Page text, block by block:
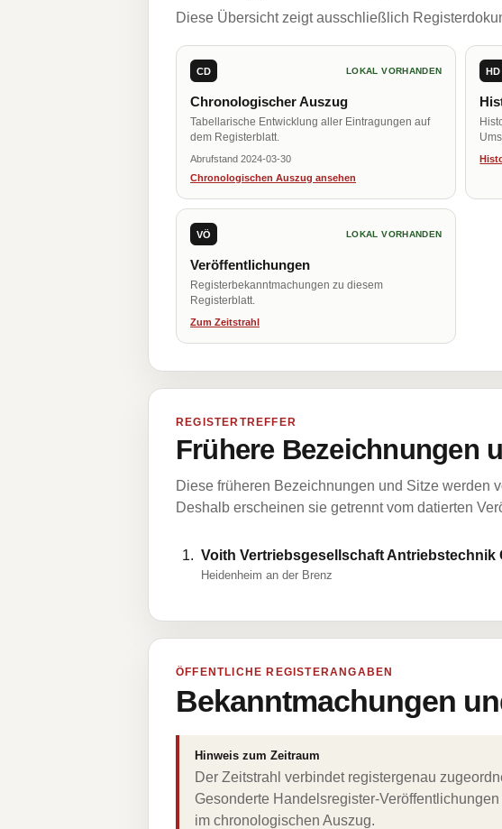
Diese Übersicht zeigt ausschließlich
CD LOKAL VORHANDEN
Chronologischer Auszug
Tabellarische Entwicklung aller Eintragungen auf
dem Registerblatt.
Abrufstand 2024-03-30
Chronologischen Auszug ansehen
HD
VÖ LOKAL VORHANDEN
Veröffentlichungen
Registerbekanntmachungen zu diesem
Registerblatt.
Zum Zeitstrahl
REGISTERTREFFER
Frühere Bezeichnungen
Diese früheren Bezeichnungen und Sitze werden
Deshalb erscheinen sie getrennt vom datierten
Voith Vertriebsgesellschaft Antriebstechnik
Heidenheim an der Brenz
ÖFFENTLICHE REGISTERANGABEN
Bekanntmachungen
Hinweis zum Zeitraum
Der Zeitstrahl verbindet registergenau
Gesonderte Handelsregister-
im chronologischen Auszug.